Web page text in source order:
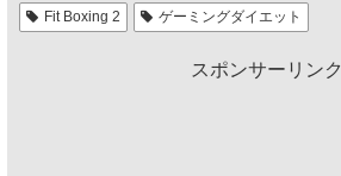
Fit Boxing 2 ゲーミングダイエット
スポンサーリンク